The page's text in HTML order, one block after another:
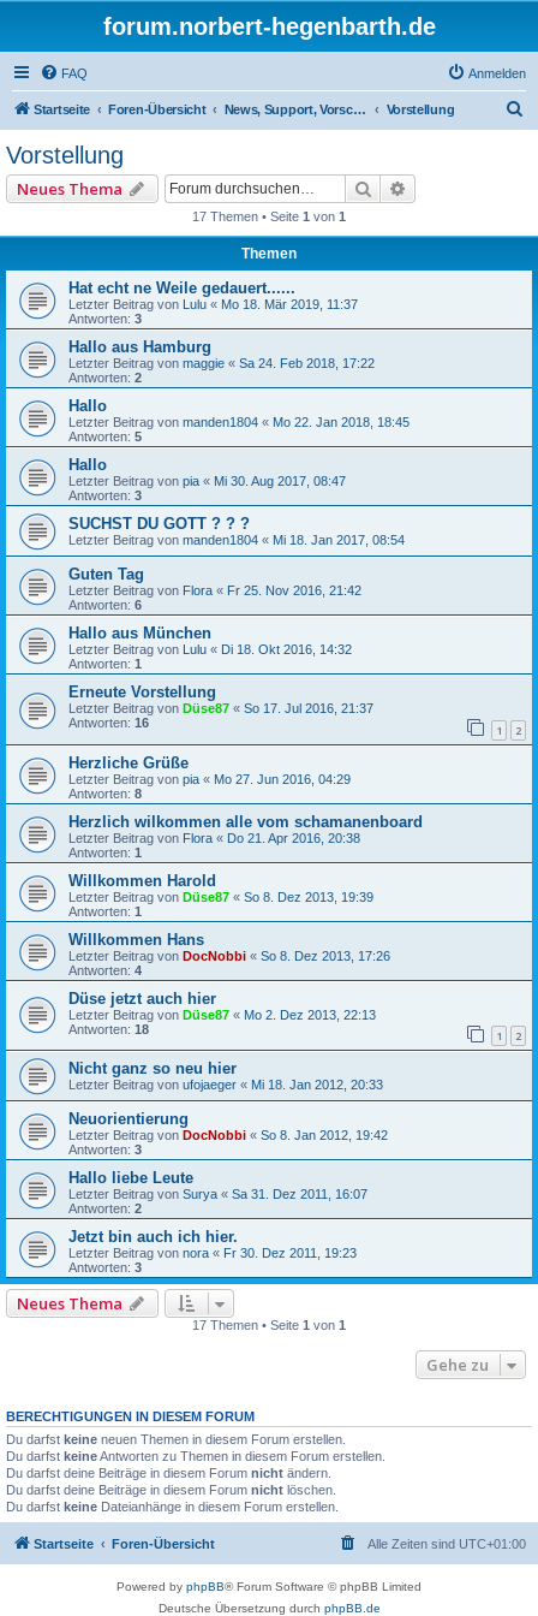
forum.norbert-hegenbarth.de
FAQ Anmelden
Startseite Foren-Übersicht News, Support, Vorschläge,Team Vorstellung
Vorstellung
Neues Thema Suche
17 Themen • Seite 1 von 1
Themen
Hat echt ne Weile gedauert......
Letzter Beitrag von Lulu « Mo 18. Mär 2019, 11:37
Antworten: 3
Hallo aus Hamburg
Letzter Beitrag von maggie « Sa 24. Feb 2018, 17:22
Antworten: 2
Hallo
Letzter Beitrag von manden1804 « Mo 22. Jan 2018, 18:45
Antworten: 5
Hallo
Letzter Beitrag von pia « Mi 30. Aug 2017, 08:47
Antworten: 3
SUCHST DU GOTT ? ? ?
Letzter Beitrag von manden1804 « Mi 18. Jan 2017, 08:54
Guten Tag
Letzter Beitrag von Flora « Fr 25. Nov 2016, 21:42
Antworten: 6
Hallo aus München
Letzter Beitrag von Lulu « Di 18. Okt 2016, 14:32
Antworten: 1
Erneute Vorstellung
Letzter Beitrag von Düse87 « So 17. Jul 2016, 21:37
Antworten: 16 1 2
Herzliche Grüße
Letzter Beitrag von pia « Mo 27. Jun 2016, 04:29
Antworten: 8
Herzlich wilkommen alle vom schamanenboard
Letzter Beitrag von Flora « Do 21. Apr 2016, 20:38
Antworten: 1
Willkommen Harold
Letzter Beitrag von Düse87 « So 8. Dez 2013, 19:39
Antworten: 1
Willkommen Hans
Letzter Beitrag von DocNobbi « So 8. Dez 2013, 17:26
Antworten: 4
Düse jetzt auch hier
Letzter Beitrag von Düse87 « Mo 2. Dez 2013, 22:13
Antworten: 18 1 2
Nicht ganz so neu hier
Letzter Beitrag von ufojaeger « Mi 18. Jan 2012, 20:33
Neuorientierung
Letzter Beitrag von DocNobbi « So 8. Jan 2012, 19:42
Antworten: 3
Hallo liebe Leute
Letzter Beitrag von Surya « Sa 31. Dez 2011, 16:07
Antworten: 2
Jetzt bin auch ich hier.
Letzter Beitrag von nora « Fr 30. Dez 2011, 19:23
Antworten: 3
Neues Thema
17 Themen • Seite 1 von 1
Gehe zu
BERECHTIGUNGEN IN DIESEM FORUM
Du darfst keine neuen Themen in diesem Forum erstellen.
Du darfst keineAntworten zu Themen in diesem Forum erstellen.
Du darfst deine Beiträge in diesem Forum nicht ändern.
Du darfst deine Beiträge in diesem Forum nicht löschen.
Du darfst keine Dateianhänge in diesem Forum erstellen.
Startseite Foren-Übersicht Alle Zeiten sind UTC+01:00
Powered by phpBB® Forum Software © phpBB Limited
Deutsche Übersetzung durch phpBB.de